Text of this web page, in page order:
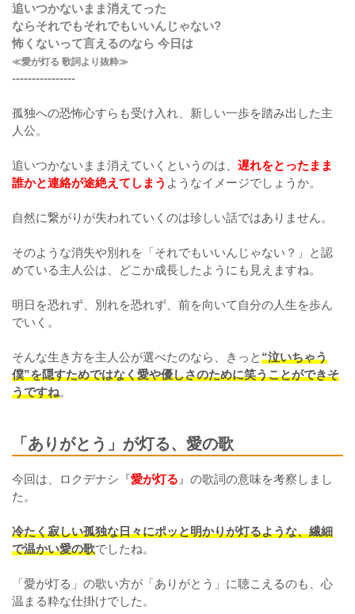
追いつかないまま消えてった
ならそれでもそれでもいいんじゃない?
怖くないって言えるのなら 今日は
≪愛が灯る 歌詞より抜粋≫
----------------
孤独への恐怖心すらも受け入れ、新しい一歩を踏み出した主
人公。
追いつかないまま消えていくというのは、 遅れをとったまま
誰かと連絡が途絶えてしまう ようなイメージでしょうか。
自然に繋がりが失われていくのは珍しい話ではありません。
そのような消失や別れを「それでもいいんじゃない？」と認
めている主人公は、どこか成長したようにも見えますね。
明日を恐れず、別れを恐れず、前を向いて自分の人生を歩ん
でいく。
そんな生き方を主人公が選べたのなら、きっと“泣いちゃう
僕”を隠すためではなく愛や優しさのために笑うことができそ
うですね。
「ありがとう」が灯る、愛の歌
今回は、ロクデナシ『愛が灯る 』の歌詞の意味を考察しまし
た。
冷たく寂しい孤独な日々にポッと明かりが灯るような、繊細
で温かい愛の歌でしたね。
「愛が灯る」の歌い方が「ありがとう」に聴こえるのも、心
温まる粋な仕掛けでした。